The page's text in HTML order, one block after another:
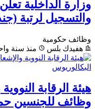
وزارة الداخلية
والتسجيل لرتبة
وظائف حكومية
هفيدك بلس
منذ سنة
وظائف للجنسين